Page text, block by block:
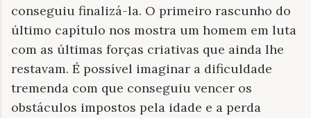
conseguiu finalizá-la. O primeiro rascunho do
último capítulo nos mostra um homem em luta
com as últimas forças criativas que ainda lhe
restavam. É possível imaginar a dificuldade
tremenda com que conseguiu vencer os
obstáculos impostos pela idade e a perda